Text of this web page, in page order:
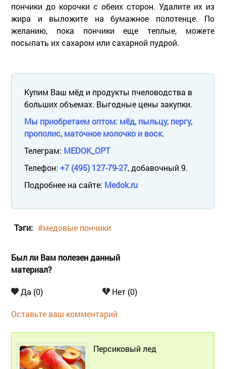
пончики до корочки с обеих сторон. Удалите их из
жира и выложите на бумажное полотенце. По
желанию, пока пончики еще теплые, можете
посыпать их сахаром или сахарной пудрой.
Купим Ваш мёд и продукты пчеловодства в
больших объемах. Выгодные цены закупки.
Мы приобретаем оптом: мёд, пыльцу, пергу,
прополис, маточное молочко и воск.
Телеграм: MEDOK_OPT
Телефон: +7 (495) 127-79-27, добавочный 9.
Подробнее на сайте: Medok.ru
Тэги: #медовые пончики
Был ли Вам полезен данный
материал?
Да (0) Нет (0)
Оставьте ваш комментарий
Персиковый лед